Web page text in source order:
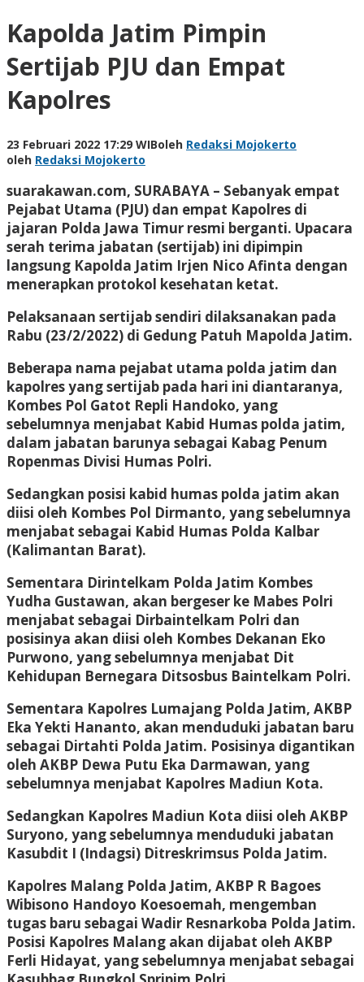
Kapolda Jatim Pimpin
Sertijab PJU dan Empat
Kapolres
23 Februari 2022 17:29 WIBoleh Redaksi Mojokerto
oleh Redaksi Mojokerto
suarakawan.com, SURABAYA – Sebanyak empat
Pejabat Utama (PJU) dan empat Kapolres di
jajaran Polda Jawa Timur resmi berganti. Upacara
serah terima jabatan (sertijab) ini dipimpin
langsung Kapolda Jatim Irjen Nico Afinta dengan
menerapkan protokol kesehatan ketat.
Pelaksanaan sertijab sendiri dilaksanakan pada
Rabu (23/2/2022) di Gedung Patuh Mapolda Jatim.
Beberapa nama pejabat utama polda jatim dan
kapolres yang sertijab pada hari ini diantaranya,
Kombes Pol Gatot Repli Handoko, yang
sebelumnya menjabat Kabid Humas polda jatim,
dalam jabatan barunya sebagai Kabag Penum
Ropenmas Divisi Humas Polri.
Sedangkan posisi kabid humas polda jatim akan
diisi oleh Kombes Pol Dirmanto, yang sebelumnya
menjabat sebagai Kabid Humas Polda Kalbar
(Kalimantan Barat).
Sementara Dirintelkam Polda Jatim Kombes
Yudha Gustawan, akan bergeser ke Mabes Polri
menjabat sebagai Dirbaintelkam Polri dan
posisinya akan diisi oleh Kombes Dekanan Eko
Purwono, yang sebelumnya menjabat Dit
Kehidupan Bernegara Ditsosbus Baintelkam Polri.
Sementara Kapolres Lumajang Polda Jatim, AKBP
Eka Yekti Hananto, akan menduduki jabatan baru
sebagai Dirtahti Polda Jatim. Posisinya digantikan
oleh AKBP Dewa Putu Eka Darmawan, yang
sebelumnya menjabat Kapolres Madiun Kota.
Sedangkan Kapolres Madiun Kota diisi oleh AKBP
Suryono, yang sebelumnya menduduki jabatan
Kasubdit I (Indagsi) Ditreskrimsus Polda Jatim.
Kapolres Malang Polda Jatim, AKBP R Bagoes
Wibisono Handoyo Koesoemah, mengemban
tugas baru sebagai Wadir Resnarkoba Polda Jatim.
Posisi Kapolres Malang akan dijabat oleh AKBP
Ferli Hidayat, yang sebelumnya menjabat sebagai